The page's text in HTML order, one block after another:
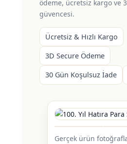
ödeme, ücretsiz kargo ve
güvencesi.
Ücretsiz & Hızlı Kargo
3D Secure Ödeme
30 Gün Koşulsuz İade
Gerçek ürün